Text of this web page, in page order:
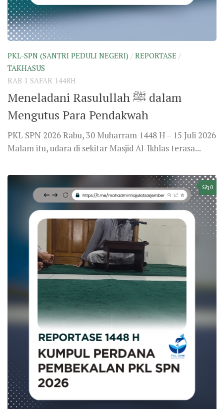
PKL-SPN (SANTRI PEDULI NEGERI) / REPORTASE /
TAKHASUS
RAB 1 SAFAR 1448H
Meneladani Rasulullah ﷺ dalam
Mengutus Para Pendakwah
PKL SPN 2026 Rabu, 30 Muharram 1448 H – 15 Juli 2026
Malam itu, udara di sekitar Masjid Al-Ikhlas terasa...
0